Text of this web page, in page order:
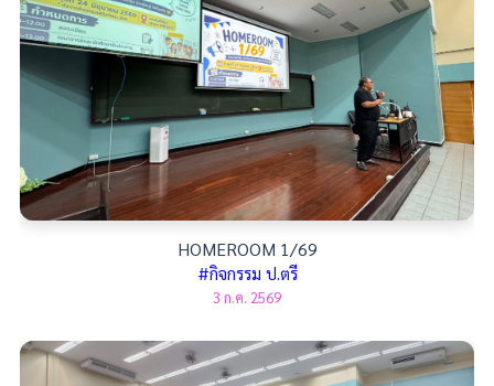
HOMEROOM 1/69
#กิจกรรม ป.ตรี
3 ก.ค. 2569